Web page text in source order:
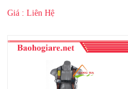
Giá : Liên Hệ